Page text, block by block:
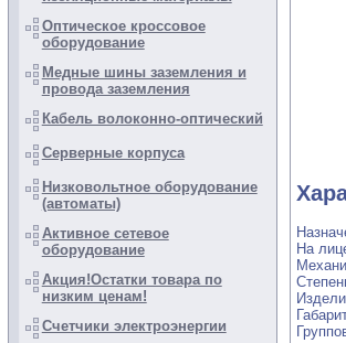
Оптическое кроссовое
оборудование
Медные шины заземления и
провода заземления
Кабель волоконно-оптический
Серверные корпуса
Низковольтное оборудование
(автоматы)
Активное сетевое
оборудование
Акция!Остатки товара по
низким ценам!
Счетчики электроэнергии
На